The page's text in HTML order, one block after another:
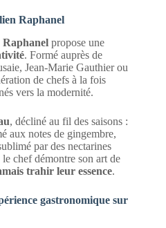
Raphanel
propose une
. Formé auprès de
Jean-Marie Gauthier ou
de chefs à la fois
vers la modernité.
, décliné au fil des saisons :
aux notes de gingembre,
par des nectarines
chef démontre son art de
trahir leur essence.
gastronomique sur